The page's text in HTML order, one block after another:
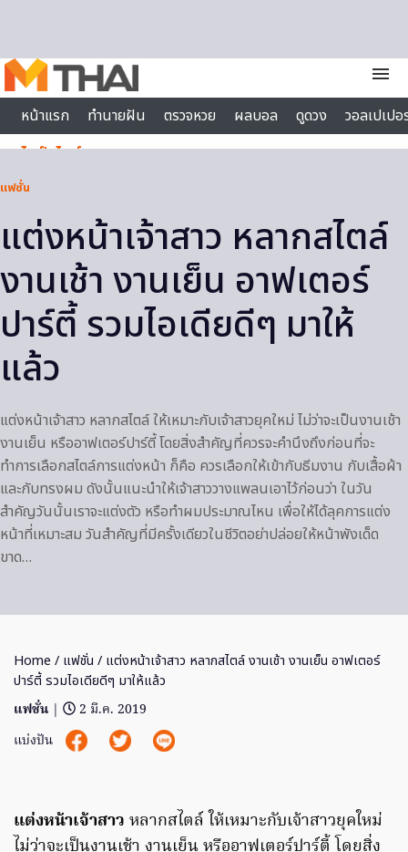
menu
หน้าแรก
ทำนายฝัน ตรวจหวย ผลบอล ดูดวง
วอลเปเป
ไลฟ์สไตล์
แฟชั่น
แต่งหน้าเจ้าสาว หลากสไตล์
งานเช้า งานเย็น อาฟเตอร์
ปาร์ตี้ รวมไอเดียดีๆ มาให้
แล้ว
แต่งหน้าเจ้าสาว หลากสไตล์ ให้เหมาะกับเจ้าสาวยุคใหม่ ไม่ว่าจะเป็นงานเช้า
งานเย็น หรืออาฟเตอร์ปาร์ตี้ โดยสิ่งสำคัญที่ควรจะคำนึงถึงก่อนที่จะ
ทำการเลือกสไตล์การแต่งหน้า ก็คือ ควรเลือกให้เข้ากับธีมงาน กับเสื้อผ้า
และกับทรงผม ดังนั้นแนะนำให้เจ้าสาววางแพลนเอาไว้ก่อนว่า ในวัน
สำคัญวันนั้นเราจะแต่งตัว หรือทำผมประมาณไหน เพื่อให้ได้ลุคการแต่ง
หน้าที่เหมาะสม วันสำคัญที่มีครั้งเดียวในชีวิตอย่าปล่อยให้หน้าพังเด็ด
ขาด…
Home / แฟชั่น / แต่งหน้าเจ้าสาว หลากสไตล์ งานเช้า งานเย็น อาฟเตอร์
ปาร์ตี้ รวมไอเดียดีๆ มาให้แล้ว
แฟชั่น |
2 มี.ค. 2019
แบ่งปัน
แต่งหน้าเจ้าสาว หลากสไตล์ ให้เหมาะกับเจ้าสาวยุคใหม่